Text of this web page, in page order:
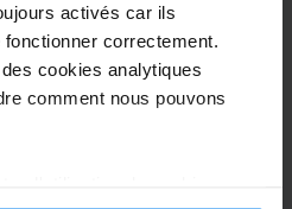
activés car ils
correctement.
cookies analytiques
comment nous pouvons
5 août 2026